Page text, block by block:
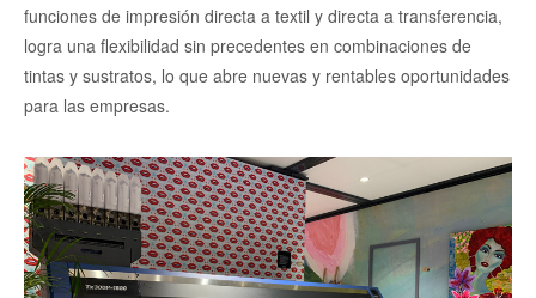
funciones de impresión directa a textil y directa a transferencia,
logra una flexibilidad sin precedentes en combinaciones de
tintas y sustratos, lo que abre nuevas y rentables oportunidades
para las empresas.